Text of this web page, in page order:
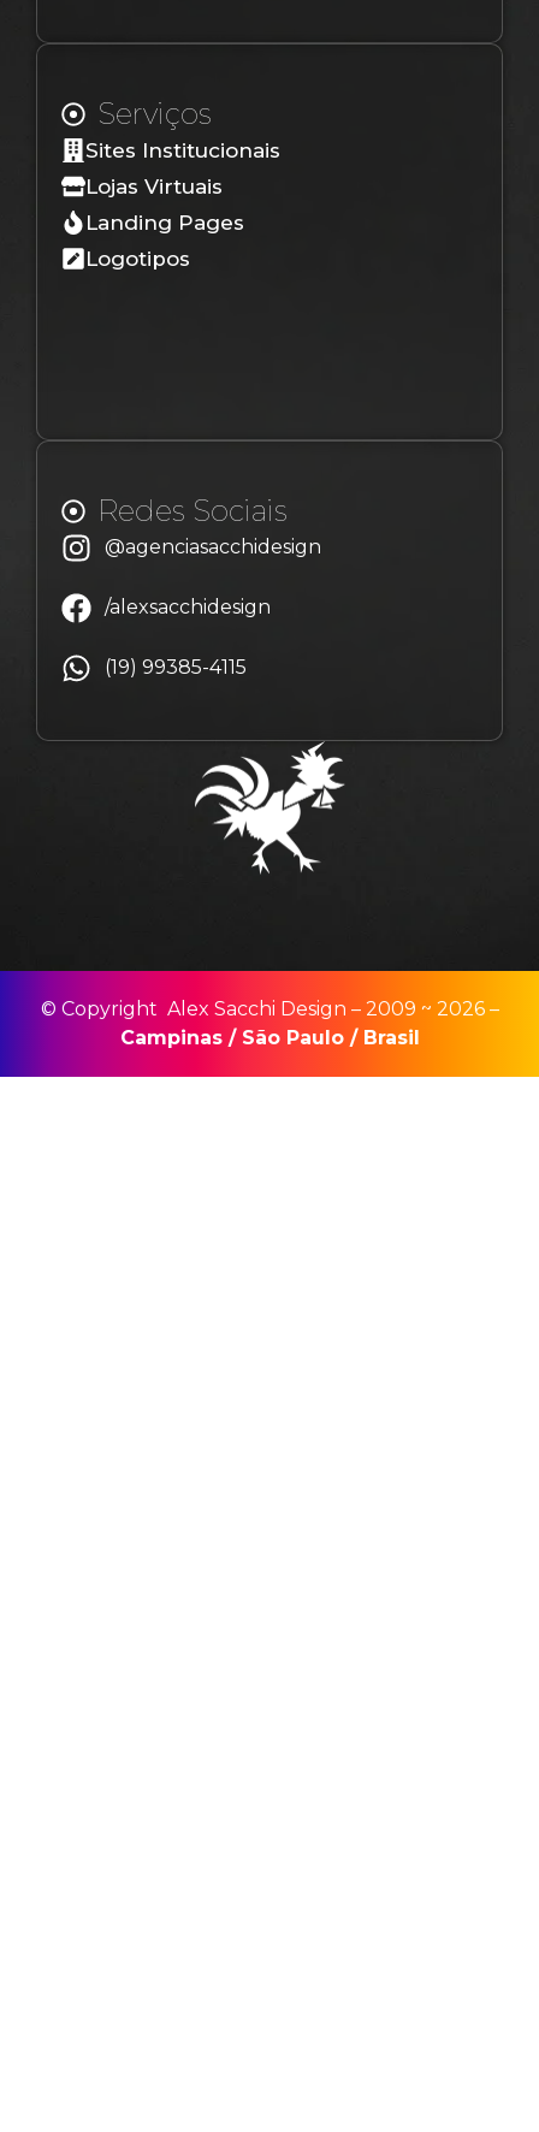
Serviços
Sites Institucionais
Lojas Virtuais
Landing Pages
Logotipos
Redes Sociais
@agenciasacchidesign
/alexsacchidesign
(19) 99385-4115
© Copyright Alex Sacchi Design – 2009 ~ 2026 –
Campinas/ São Paulo/ Brasil